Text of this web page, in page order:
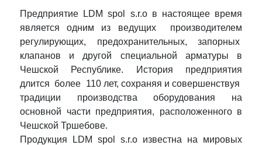
Предприятие LDM spol s.r.o в настоящее время
является одним из ведущих производителем
регулирующих, предохранительных, запорных
клапанов и другой специальной арматуры в
Чешской Республике. История предприятия
длится более 110 лет, сохраняя и совершенствуя
традиции производства оборудования на
основной части предприятия, расположенного в
Чешской Тршебове.
Продукция LDM spol s.r.o известна на мировых